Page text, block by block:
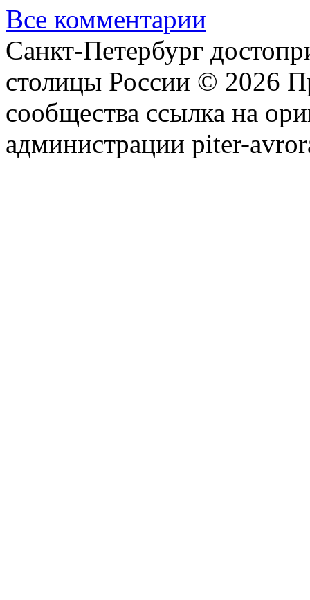
Все комментарии
Санкт-Петербург
столицы России © 2026
сообщества ссылка на
администрации piter-